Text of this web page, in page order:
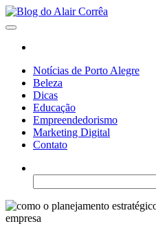
Skip
to
content
Notícias de Porto Alegre
Beleza
Dicas
Educação
Empreendedorismo
Marketing Digital
Contato
por: